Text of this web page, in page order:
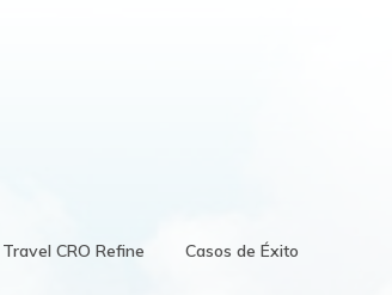
Travel CRO Refine Casos de Éxito